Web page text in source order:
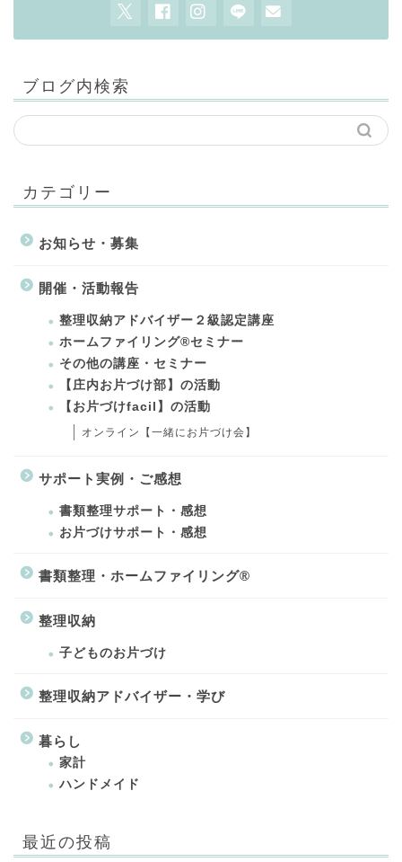
ブログ内検索
カテゴリー
お知らせ・募集
開催・活動報告
整理収納アドバイザー２級認定講座
ホームファイリング®セミナー
その他の講座・セミナー
【庄内お片づけ部】の活動
【お片づけfacil】の活動
オンライン【一緒にお片づけ会】
サポート実例・ご感想
書類整理サポート・感想
お片づけサポート・感想
書類整理・ホームファイリング®
整理収納
子どものお片づけ
整理収納アドバイザー・学び
暮らし
家計
ハンドメイド
最近の投稿